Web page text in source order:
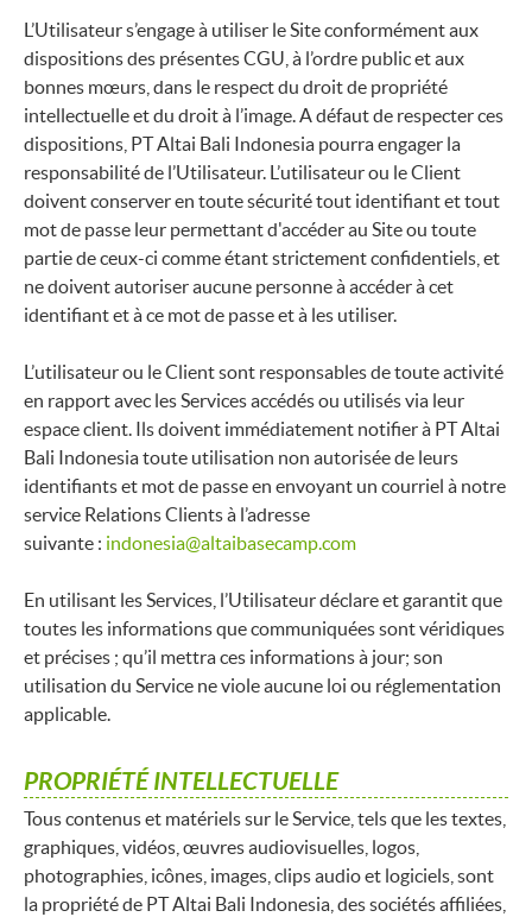
L’Utilisateur s’engage à utiliser le Site conformément aux
dispositions des présentes CGU, à l’ordre public et aux
bonnes mœurs, dans le respect du droit de propriété
intellectuelle et du droit à l’image. A défaut de respecter ces
dispositions, PT Altai Bali Indonesia pourra engager la
responsabilité de l’Utilisateur. L’utilisateur ou le Client
doivent conserver en toute sécurité tout identifiant et tout
mot de passe leur permettant d'accéder au Site ou toute
partie de ceux-ci comme étant strictement confidentiels, et
ne doivent autoriser aucune personne à accéder à cet
identifiant et à ce mot de passe et à les utiliser.
L’utilisateur ou le Client sont responsables de toute activité
en rapport avec les Services accédés ou utilisés via leur
espace client. Ils doivent immédiatement notifier à PT Altai
Bali Indonesia toute utilisation non autorisée de leurs
identifiants et mot de passe en envoyant un courriel à notre
service Relations Clients à l’adresse
suivante : indonesia@altaibasecamp.com
En utilisant les Services, l’Utilisateur déclare et garantit que
toutes les informations que communiquées sont véridiques
et précises ; qu’il mettra ces informations à jour; son
utilisation du Service ne viole aucune loi ou réglementation
applicable.
PROPRIÉTÉ INTELLECTUELLE
Tous contenus et matériels sur le Service, tels que les textes,
graphiques, vidéos, œuvres audiovisuelles, logos,
photographies, icônes, images, clips audio et logiciels, sont
la propriété de PT Altai Bali Indonesia, des sociétés affiliées,